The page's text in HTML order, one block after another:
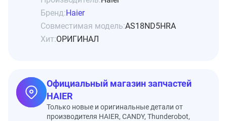
Бренд:Haier
Совместимая модель:AS18ND5HRA
Хит:ОРИГИНАЛ
Официальный магазин запчастей
HAIER
Только новые и оригинальные детали от
производителя HAIER, CANDY, Thunderobot,